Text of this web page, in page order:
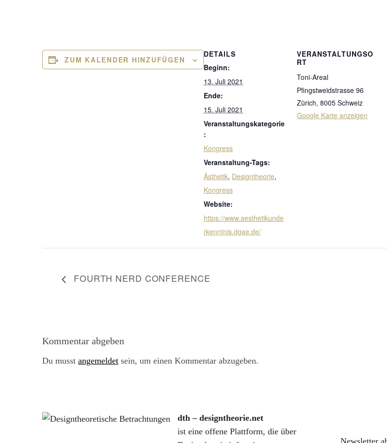
ZUM KALENDER HINZUFÜGEN
DETAILS
Beginn:
13. Juli 2021
Ende:
15. Juli 2021
Veranstaltungskategorie
:
Kongress
Veranstaltung-Tags:
Ästhetik, Designtheorie,
Kongress
Website:
https://www.aesthetikunde
rkenntnis.dgae.de/
VERANSTALTUNGSO
RT
Toni-Areal
Pfingstweidstrasse 96
Zürich, 8005 Schweiz
Google Karte anzeigen
FOURTH NERD CONFERENCE
Kommentar abgeben
Du musst angemeldet sein, um einen Kommentar abzugeben.
dth – designtheorie.net
ist eine offene Plattform, die über